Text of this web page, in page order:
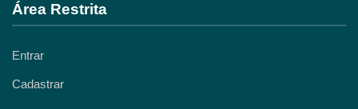
Área Restrita
Entrar
Cadastrar